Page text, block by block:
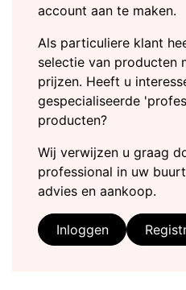
account aan te maken.
Als particuliere klant
selectie van producten
prijzen. Heeft u
gespecialiseerde
producten?
Wij verwijzen u graag
professional in uw
advies en aankoop.
Inloggen